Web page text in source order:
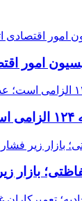
امور
بازار زیر